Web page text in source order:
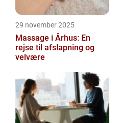
29 november 2025
Massage i Århus: En
rejse til afslapning og
velvære